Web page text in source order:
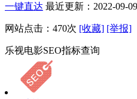
一键直达 最近更新：2022-09-09
网站点击： 470次 [收藏] [举报]
乐视电影SEO指标查询